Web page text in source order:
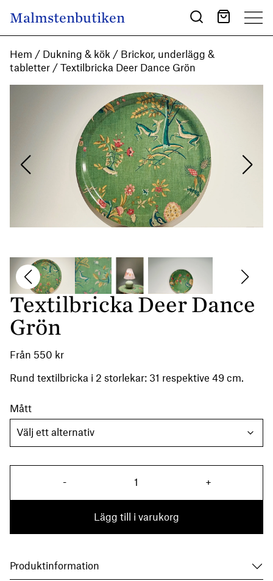
Main Navigation
Malmstenbutiken
Hem / Dukning & kök / Brickor, underlägg &
tabletter / Textilbricka Deer Dance Grön
Textilbricka Deer Dance
Grön
Från 550 kr
Rund textilbricka i 2 storlekar: 31 respektive 49 cm.
Mått
- Textilbricka Deer Dance Grön
+
Lägg till i varukorg
Produktinformation